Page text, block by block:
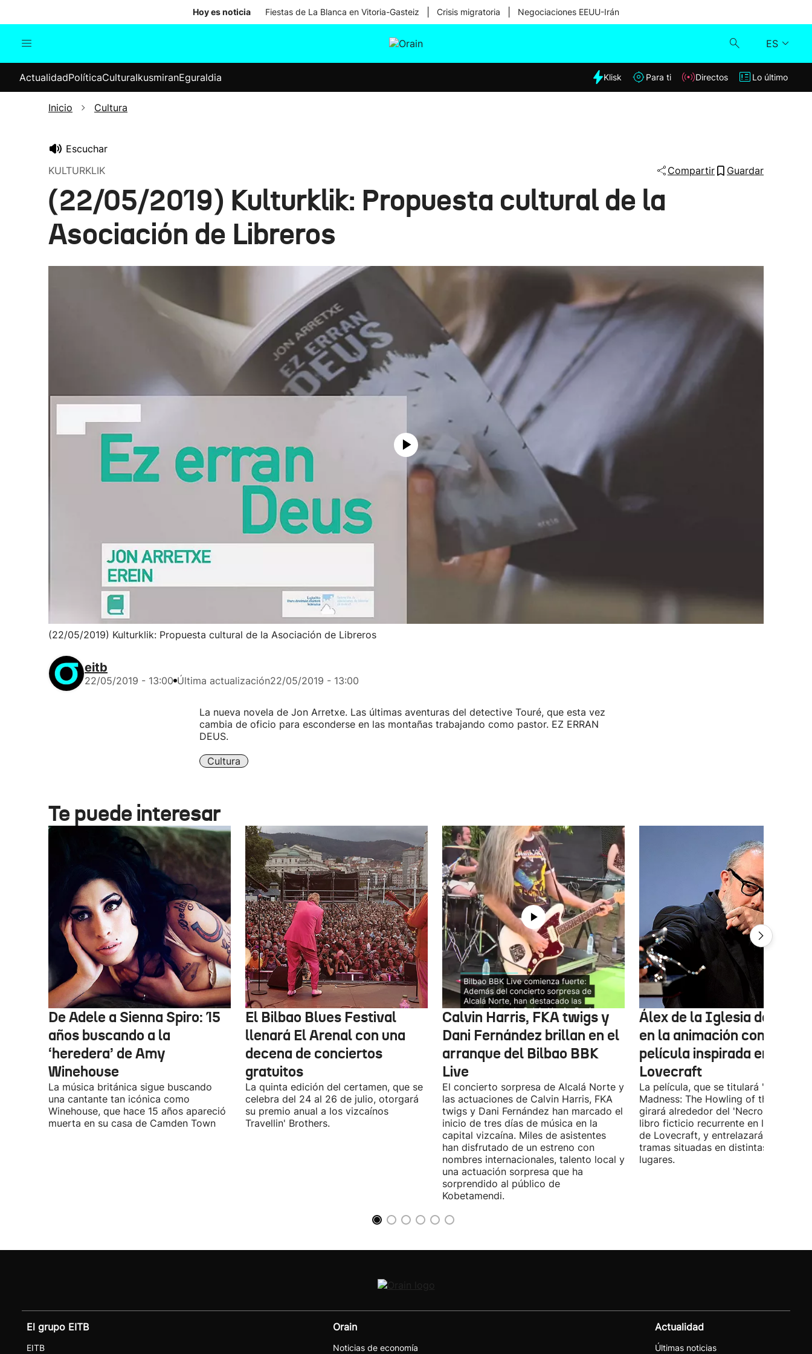
Hoy es noticia Fiestas de La Blanca en Vitoria-Gasteiz Crisis migratoria Negociaciones EEUU-Irán
ES
Internacional
Elecciones
Klisk
ActualidadPolíticaCulturaIkusmiranEguraldia Klisk Para ti Directos Lo último
Inicio Cultura
Escuchar
KULTURKLIK
Compartir Guardar
(22/05/2019) Kulturklik: Propuesta cultural de la
Asociación de Libreros
(22/05/2019) Kulturklik: Propuesta cultural de la Asociación de Libreros
eitb
22/05/2019 - 13:00 Última actualización22/05/2019 - 13:00
La nueva novela de Jon Arretxe. Las últimas aventuras del detective Touré, que esta vez
cambia de oficio para esconderse en las montañas trabajando como pastor. EZ ERRAN
DEUS.
Cultura
Te puede interesar
De Adele a Sienna Spiro: 15
años buscando a la
‘heredera’ de Amy
Winehouse
La música británica sigue buscando
una cantante tan icónica como
Winehouse, que hace 15 años apareció
muerta en su casa de Camden Town
El Bilbao Blues Festival
llenará El Arenal con una
decena de conciertos
gratuitos
La quinta edición del certamen, que se
celebra del 24 al 26 de julio, otorgará
su premio anual a los vizcaínos
Travellin' Brothers.
Calvin Harris, FKA twigs y
Dani Fernández brillan en el
arranque del Bilbao BBK
Live
El concierto sorpresa de Alcalá Norte y
las actuaciones de Calvin Harris, FKA
twigs y Dani Fernández han marcado el
inicio de tres días de música en la
capital vizcaína. Miles de asistentes
han disfrutado de un estreno con
nombres internacionales, talento local y
una actuación sorpresa que ha
sorprendido al público de
Kobetamendi.
Álex de la Iglesia debutará
en la animación con una
película inspirada en
Lovecraft
La película, que se titulará 'Ages of
Madness: The Howling of the Jinn',
girará alrededor del 'Necronomicón',
libro ficticio recurrente en los relatos
de Lovecraft, y entrelazará varias
tramas situadas en distintas épocas y
lugares.
El grupo EITB
EITB
Orain
Noticias de economía
Actualidad
Últimas noticias